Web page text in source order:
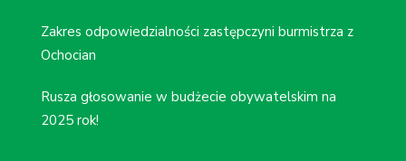
Zakres odpowiedzialności zastępczyni burmistrza z
Ochocian
Rusza głosowanie w budżecie obywatelskim na
2025 rok!